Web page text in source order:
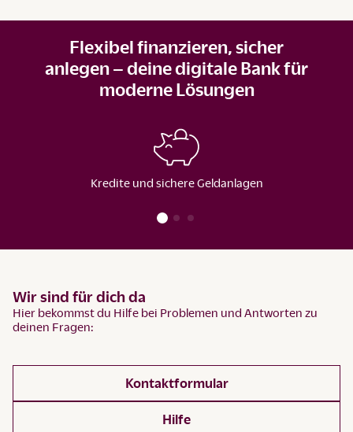
Flexibel finanzieren, sicher
anlegen – deine digitale Bank für
moderne Lösungen
Kredite und sichere Geldanlagen
Wir sind für dich da
Hier bekommst du Hilfe bei Problemen und Antworten zu
deinen Fragen:
Kontaktformular
Hilfe